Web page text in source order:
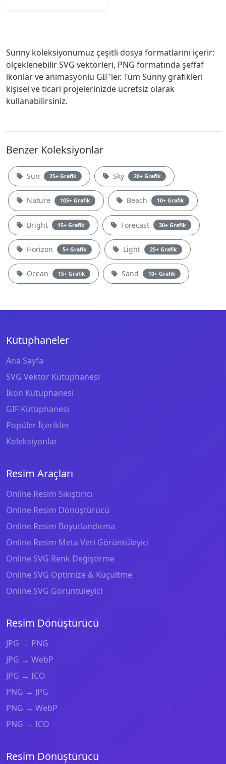
Sunny koleksiyonumuz çeşitli dosya formatlarını içerir:
ölçeklenebilir SVG vektörleri, PNG formatında şeffaf
ikonlar ve animasyonlu GIF'ler. Tüm Sunny grafikleri
kişisel ve ticari projelerinizde ücretsiz olarak
kullanabilirsiniz.
Benzer Koleksiyonlar
Sun 25+ Grafik Sky 20+ Grafik
Nature 105+ Grafik Beach 10+ Grafik
Bright 15+ Grafik Forecast 30+ Grafik
Horizon 5+ Grafik Light 25+ Grafik
Ocean 15+ Grafik Sand 10+ Grafik
Kütüphaneler
Ana Sayfa
SVG Vektör Kütüphanesi
İkon Kütüphanesi
GIF Kütüphanesi
Popüler İçerikler
Koleksiyonlar
Resim Araçları
Online Resim Sıkıştırıcı
Online Resim Dönüştürücü
Online Resim Boyutlandırma
Online Resim Meta Veri Görüntüleyici
Online SVG Renk Değiştirme
Online SVG Optimize & Küçültme
Online SVG Görüntüleyici
Resim Dönüştürücü
JPG → PNG
JPG → WebP
JPG → ICO
PNG → JPG
PNG → WebP
PNG → ICO
Resim Dönüştürücü